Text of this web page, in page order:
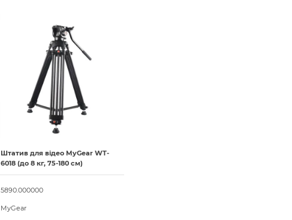
Штатив для відео MyGear WT-
6018 (до 8 кг, 75-180 см)
5890.000000
MyGear